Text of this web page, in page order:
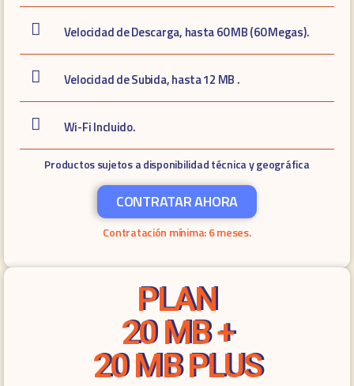
Velocidad de Descarga, hasta 60 MB (60 Megas).
Velocidad de Subida, hasta 12 MB .
Wi-Fi Incluido.
Productos sujetos a disponibilidad técnica y geográfica
CONTRATAR AHORA
Contratación mínima: 6 meses.
PLAN
20 MB +
20 MB PLUS